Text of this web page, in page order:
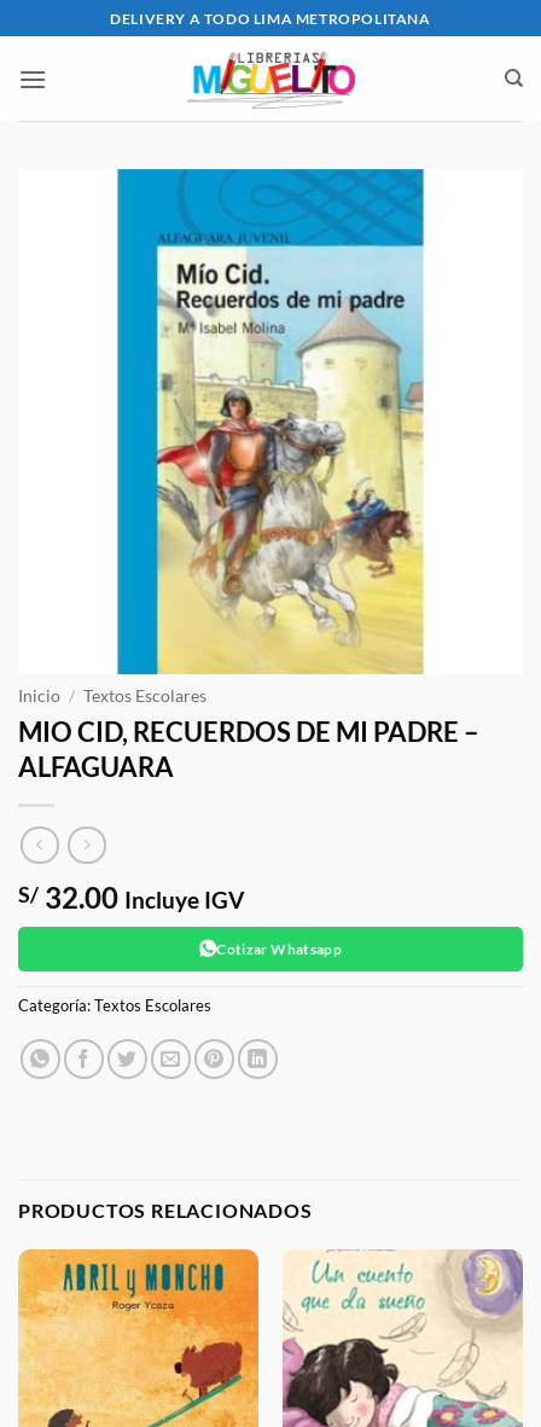
al
contenido
DELIVERY A TODO LIMA METROPOLITANA
Inicio / Textos Escolares
MIO CID, RECUERDOS DE MI PADRE –
ALFAGUARA
S/ 32.00 Incluye IGV
Cotizar Whatsapp
Categoría:Textos Escolares
PRODUCTOS RELACIONADOS